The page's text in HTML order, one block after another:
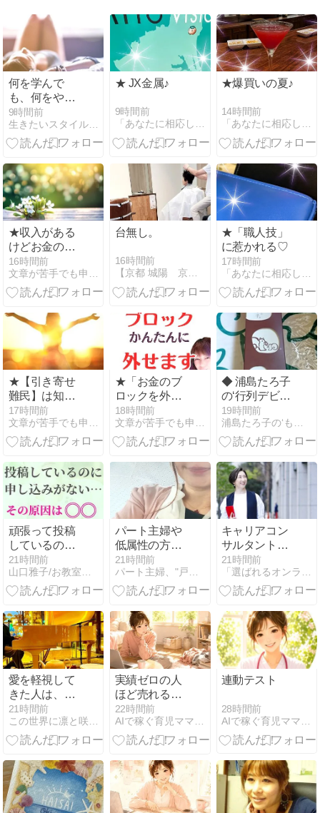
何を学んで
も、何をやっ
ても最後だけ
変わらない理
由
9時間前
生きたいスタイルを思いのままにする新次元カウンセリング
★ JX金属♪
9時間前
「あなたに相応しくない服と人生は捨てておしまいなさい！」
★爆買いの夏♪
14時間前
「あなたに相応しくない服と人生は捨てておしまいなさい！」
★収入がある
けどお金の不
安がなくなら
ない人へ
16時間前
文章が苦手でも申し込まれるステップメールが作れるブログ
台無し。
16時間前
【京都 城陽 京田辺】タロット鑑定 牧野 和美。
★「職人技」
に惹かれる♡
17時間前
「あなたに相応しくない服と人生は捨てておしまいなさい！」
★【引き寄せ
難民】は知っ
ておくべき感
情の取り扱い
17時間前
文章が苦手でも申し込まれるステップメールが作れるブログ
★「お金のブ
ロックを外し
たい！」って
思っているな
らコレやって
18時間前
文章が苦手でも申し込まれるステップメールが作れるブログ
◆ 浦島たろ子
の‘行列デビュ
ー’。(￣- ￣ )
19時間前
浦島たろ子の‘もっと’だららんストーリー
頑張って投稿
しているのに
申し込みがな
い…その原因
は「〇〇」か
21時間前
山口雅子/お教室運営アドバイザー/パン講師
パート主婦や
低属性の方向
けに立地の考
え方について
書いてみまし
21時間前
パート主婦、"戸建て大家さん"はじめました！
キャリアコン
サルタントが
教える、一人
で悩む時間が
減る！就職・
ける生成AIの
活用法
21時間前
「選ばれるオンライン秘書」になる秘訣
愛を軽視して
きた人は、結
局愛に苦しめ
られる。
21時間前
この世界に凛と咲く「MYブランドを創る１２のすゝめかた」
実績ゼロの人
ほど売れる
noteを書ける
禁断法
22時間前
AIで稼ぐ育児ママの在宅起業術
連動テスト
28時間前